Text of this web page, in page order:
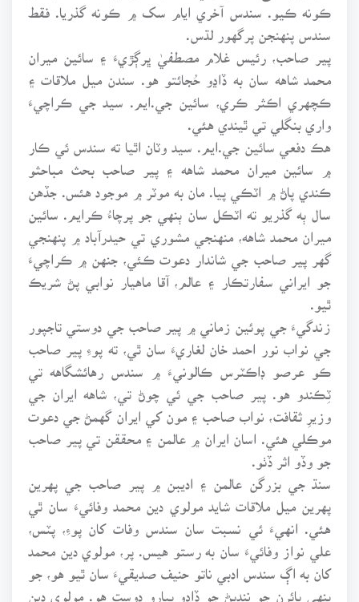
ڪونه ڪيو. سندس آخري ايام سک ۾ ڪونه گذريا. فقط
سندس پنهنجن پرگهور لڌس.
پير صاحب، رئيس غلام مصطفيٰ ڀرڳڙيءَ ۽ سائين ميران
محمد شاهه سان به ڏاڍو حُجائتو هو. سندن ميل ملاقات ۽
ڪچهري اڪثر ڪري، سائين جي.ايم. سيد جي ڪراچيءَ
واري بنگلي تي ٿيندي هئي.
هڪ دفعي سائين جي.ايم. سيد وٽان اٿيا ته سندس ئي ڪار
۾ سائين ميران محمد شاهه ۽ پير صاحب بحث مباحثو
ڪندي پاڻ ۾ اٽڪي پيا. مان به موٽر ۾ موجود هئس. جڏهن
سال ٻه گذريو ته اٽڪل سان ٻنهي جو پرچاءُ ڪرايم. سائين
ميران محمد شاهه، منهنجي مشوري تي حيدرآباد ۾ پنهنجي
گهر پير صاحب جي شاندار دعوت ڪئي، جنهن ۾ ڪراچيءَ
جو ايراني سفارتڪار ۽ عالم، آقا ماهيار نوابي پڻ شريڪ
ٿيو.
زندگيءَ جي پوئين زماني ۾ پير صاحب جي دوستي تاجپور
جي نواب نور احمد خان لغاريءَ سان ٿي، ته پوءِ پير صاحب
ڪو عرصو ڊاڪٽرس ڪالونيءَ ۾ سندس رهائشگاهه تي
ٽِڪندو هو. پير صاحب جي ئي چوڻ تي، شاهه ايران جي
وزيرِ ثقافت، نواب صاحب ۽ مون کي ايران گهمڻ جي دعوت
موڪلي هئي. اسان ايران ۾ عالمن ۽ محققن تي پير صاحب
جو وڏو اثر ڏٺو.
سنڌ جي بزرگن عالمن ۽ اديبن ۾ پير صاحب جي پهرين
پهرين ميل ملاقات شايد مولوي دين محمد وفائيءَ سان ٿي
هئي. انهيءَ ئي نسبت سان سندس وفات کان پوءِ، پٽس،
علي نواز وفائيءَ سان به رستو هيس. پر، مولوي دين محمد
کان به اڳ سندس ادبي ناتو حنيف صديقيءَ سان ٿيو هو، جو
ٻنهي ڀائرن جو ننڍپڻ جو ڏاڍو پيارو دوست هو. مولوي دين